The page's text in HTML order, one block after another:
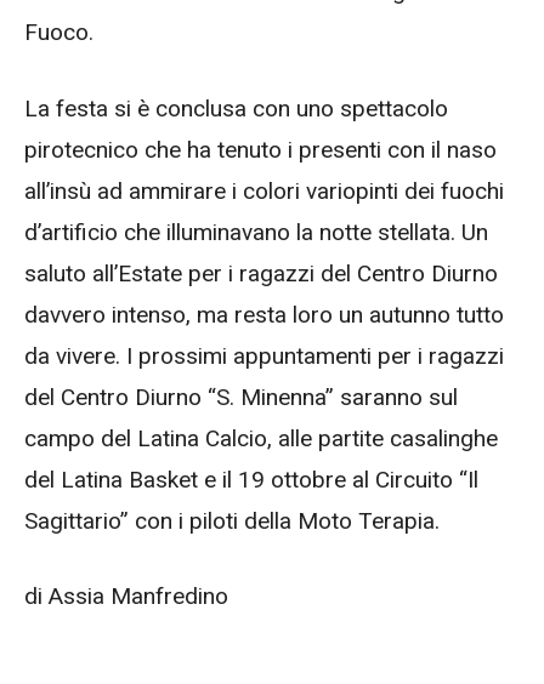
Fuoco.
La festa si è conclusa con uno spettacolo
pirotecnico che ha tenuto i presenti con il naso
all’insù ad ammirare i colori variopinti dei fuochi
d’artificio che illuminavano la notte stellata. Un
saluto all’Estate per i ragazzi del Centro Diurno
davvero intenso, ma resta loro un autunno tutto
da vivere. I prossimi appuntamenti per i ragazzi
del Centro Diurno “S. Minenna” saranno sul
campo del Latina Calcio, alle partite casalinghe
del Latina Basket e il 19 ottobre al Circuito “Il
Sagittario” con i piloti della Moto Terapia.
di Assia Manfredino